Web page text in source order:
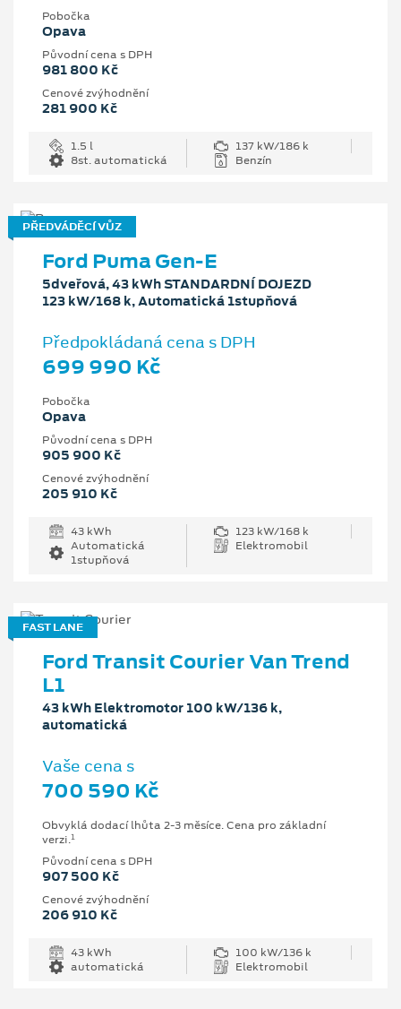
Pobočka
Opava
Původní cena s DPH
981 800 Kč
Cenové zvýhodnění
281 900 Kč
1.5 l
137 kW/186 k
8st. automatická
Benzín
PŘEDVÁDĚCÍ VŮZ
Ford Puma Gen-E
5dveřová, 43 kWh STANDARDNÍ DOJEZD
123 kW/168 k, Automatická 1stupňová
Předpokládaná cena s DPH
699 990 Kč
Pobočka
Opava
Původní cena s DPH
905 900 Kč
Cenové zvýhodnění
205 910 Kč
43 kWh
123 kW/168 k
Automatická
1stupňová
Elektromobil
FAST LANE
Ford Transit Courier Van Trend
L1
43 kWh Elektromotor 100 kW/136 k,
automatická
Vaše cena s
700 590 Kč
Obvyklá dodací lhůta 2-3 měsíce. Cena pro základní
verzi.1
Původní cena s DPH
907 500 Kč
Cenové zvýhodnění
206 910 Kč
43 kWh
100 kW/136 k
automatická
Elektromobil